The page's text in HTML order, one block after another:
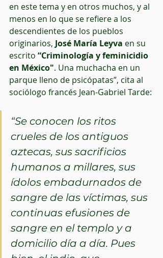
en este tema y en otros muchos, y al
menos en lo que se refiere a los
descendientes de los pueblos
originarios, José María Leyva en su
escrito “Criminología y feminicidio
en México". Una muchacha en un
parque lleno de psicópatas”, cita al
sociólogo francés Jean-Gabriel Tarde:
“Se conocen los ritos
crueles de los antiguos
aztecas, sus sacrificios
humanos a millares, sus
ídolos embadurnados de
sangre de las víctimas, sus
continuas efusiones de
sangre en el templo y a
domicilio día a día. Pues